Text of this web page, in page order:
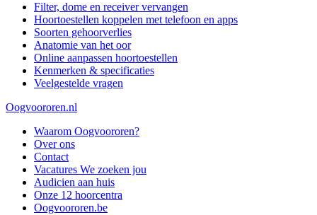
Filter, dome en receiver vervangen
Hoortoestellen koppelen met telefoon en apps
Soorten gehoorverlies
Anatomie van het oor
Online aanpassen hoortoestellen
Kenmerken & specificaties
Veelgestelde vragen
Oogvoororen.nl
Waarom Oogvoororen?
Over ons
Contact
Vacatures We zoeken jou
Audicien aan huis
Onze 12 hoorcentra
Oogvoororen.be